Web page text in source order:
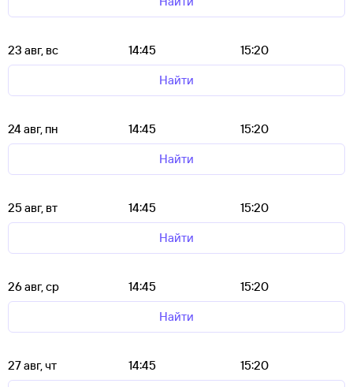
23 авг, вс 14:45
15:20
Найти
24 авг, пн 14:45
15:20
Найти
25 авг, вт 14:45
15:20
Найти
26 авг, ср 14:45
15:20
Найти
27 авг, чт 14:45
15:20